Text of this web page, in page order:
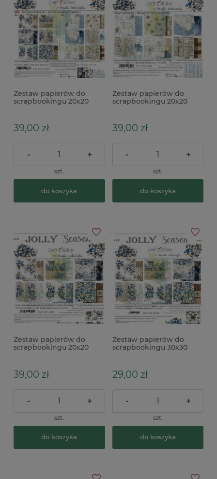
Zestaw papierów do
scrapbookingu 20x20
39,00 zł
- +
szt.
do koszyka
Zestaw papierów do
scrapbookingu 20x20
39,00 zł
- +
szt.
do koszyka
Zestaw papierów do
scrapbookingu 20x20
39,00 zł
- +
szt.
do koszyka
Zestaw papierów do
scrapbookingu 30x30
29,00 zł
- +
szt.
do koszyka